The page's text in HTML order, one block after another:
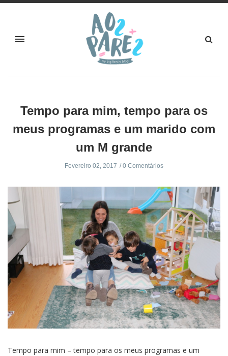
Tempo para mim, tempo para os
meus programas e um marido com
um M grande
Fevereiro 02, 2017 0 Comentários
Tempo para mim – tempo para os meus programas e um